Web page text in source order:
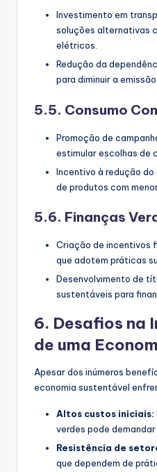
Investimento em
soluções alternativas
elétricos.
Redução da
para diminuir a
5.5. Consumo
Promoção de
estimular escolhas de
Incentivo à redução
de produtos com
5.6. Finanças
Criação de incentivos
que adotem práticas
Desenvolvimento de
sustentáveis para
6. Desafios na
de uma
Apesar dos inúmeros
economia sustentável
Altos custos iniciais:
verdes pode
Resistência de
que dependem de